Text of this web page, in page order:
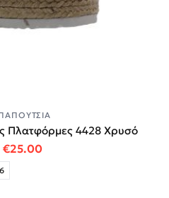
Πλατφόρμες 4428 Χρυσό
Original price was: €69.00.
€25.00Η τρέχουσα τιμή